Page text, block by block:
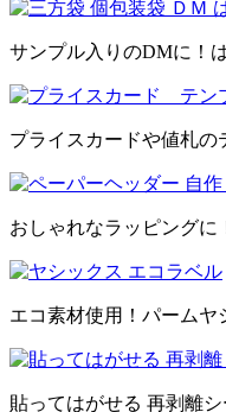
サンプル入りのDMに！
プライスカードや値札の
おしゃれなラッピング
エコ素材使用！パームヤ
貼ってはがせる 再剥離